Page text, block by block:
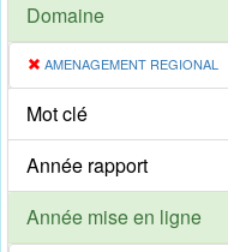
Domaine
AMENAGEMENT REGIONAL
Mot clé
Année rapport
Année mise en ligne